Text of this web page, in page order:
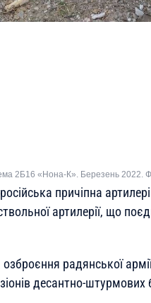
2Б16 «Нона-К». Березень 2022.
причіпна
артилерії, що
радянської
десантно-штурмових